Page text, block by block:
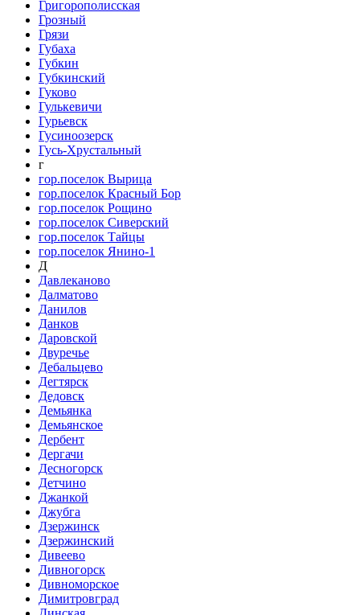
Григорополисская
Грозный
Грязи
Губаха
Губкин
Губкинский
Гуково
Гулькевичи
Гурьевск
Гусиноозерск
Гусь-Хрустальный
г
гор.поселок Вырица
гор.поселок Красный Бор
гор.поселок Рощино
гор.поселок Сиверский
гор.поселок Тайцы
гор.поселок Янино-1
Д
Давлеканово
Далматово
Данилов
Данков
Даровской
Двуречье
Дебальцево
Дегтярск
Дедовск
Демьянка
Демьянское
Дербент
Дергачи
Десногорск
Детчино
Джанкой
Джубга
Дзержинск
Дзержинский
Дивеево
Дивногорск
Дивноморское
Димитровград